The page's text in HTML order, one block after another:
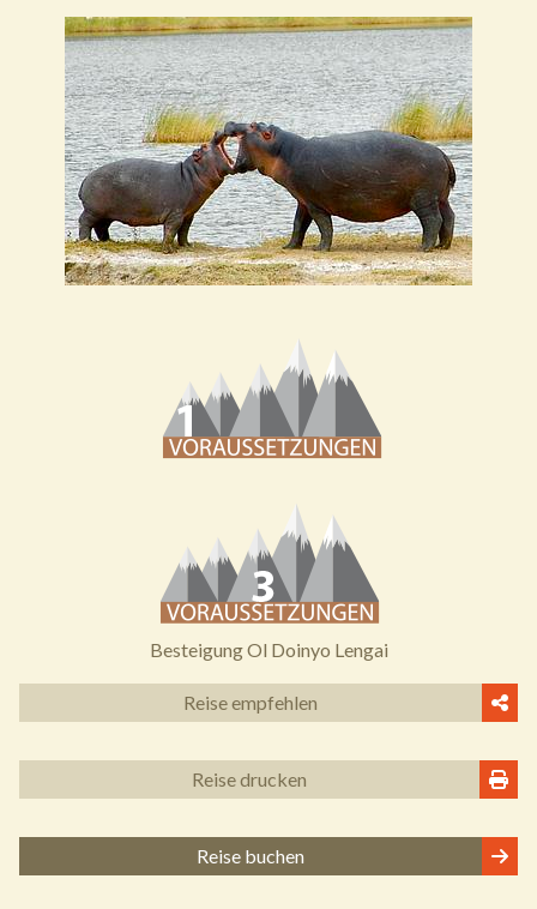
Besteigung Ol Doinyo Lengai
Reise empfehlen
Reise drucken
Reise buchen